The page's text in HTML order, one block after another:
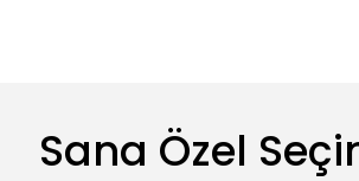
Sana Özel